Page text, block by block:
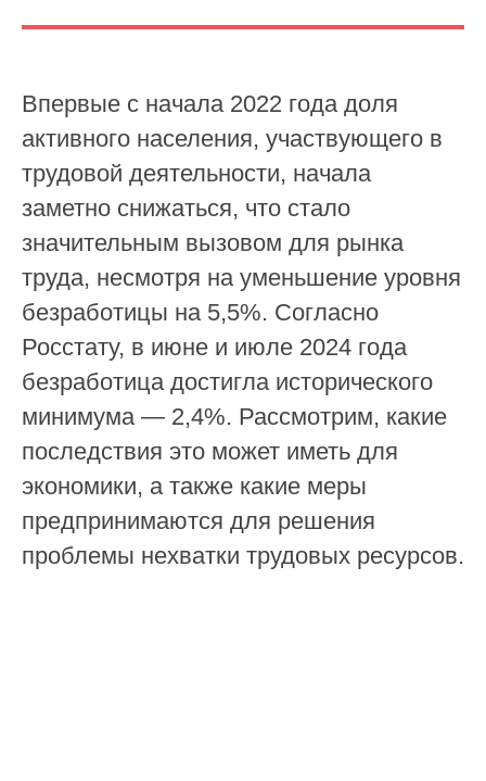
Впервые с начала 2022 года доля
активного населения, участвующего в
трудовой деятельности, начала
заметно снижаться, что стало
значительным вызовом для рынка
труда, несмотря на уменьшение уровня
безработицы на 5,5%. Согласно
Росстату, в июне и июле 2024 года
безработица достигла исторического
минимума — 2,4%. Рассмотрим, какие
последствия это может иметь для
экономики, а также какие меры
предпринимаются для решения
проблемы нехватки трудовых ресурсов.